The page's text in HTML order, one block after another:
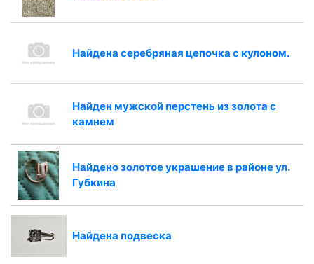
Найдена серебряная цепочка с кулоном.
Найден мужской перстень из золота с
камнем
Найдено золотое украшение в районе ул.
Губкина
Найдена подвеска